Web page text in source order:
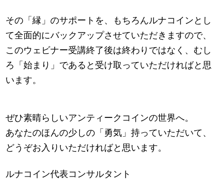
その「縁」のサポートを、もちろんルナコインとし
て全面的にバックアップさせていただきますので、
このウェビナー受講終了後は終わりではなく、むし
ろ「始まり」であると受け取っていただければと思
います。
ぜひ素晴らしいアンティークコインの世界へ。
あなたのほんの少しの「勇気」持っていただいて、
どうぞお入りいただければと思います。
ルナコイン代表コンサルタント